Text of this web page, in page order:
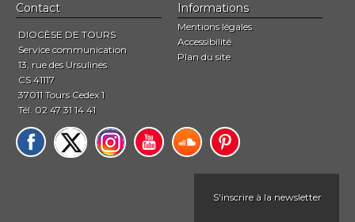
Contact
DIOCÈSE DE TOURS
Service communication
13, rue des Ursulines
CS 41117
37011 Tours Cedex 1
Tél. 02 47 31 14 41
Informations
Mentions légales
Accessibilité
Plan du site
S'inscrire à la newsletter